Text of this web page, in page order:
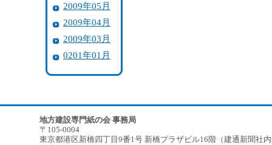
2009年05月
2009年04月
2009年03月
0201年01月
地方建設専門紙の会 事務局
〒105-0004
東京都港区新橋四丁目9番1号 新橋プラザビル16階（建通新聞社